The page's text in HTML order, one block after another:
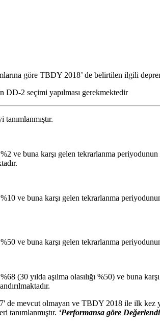
göre TBDY 2018’ de belirtilen ilgili
2 seçimi yapılması gerekmektedir
ve buna karşı gelen tekrarlanma periyodunun
%10 ve buna karşı gelen tekrarlanma
ve buna karşı gelen tekrarlanma
(30 yılda aşılma olasılığı %50) ve buna
mevcut olmayan ve TBDY 2018 ile ilk kez
tanımlanmıştır. ‘Performansa göre